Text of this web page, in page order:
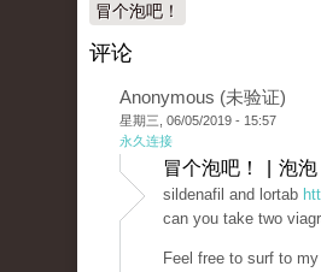
冒个泡吧！
评论
Anonymous (未验证)
星期三, 06/05/2019 - 15:57
永久连接
冒个泡吧！ | 泡泡
sildenafil and lortab
can you take two
Feel free to surf to